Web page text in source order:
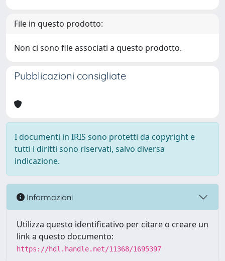
File in questo prodotto:
Non ci sono file associati a questo prodotto.
Pubblicazioni consigliate
I documenti in IRIS sono protetti da copyright e
tutti i diritti sono riservati, salvo diversa
indicazione.
Informazioni
Utilizza questo identificativo per citare o creare un
link a questo documento:
https://hdl.handle.net/11368/1695397